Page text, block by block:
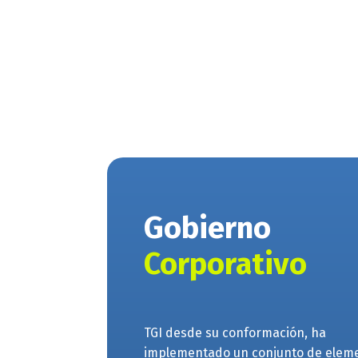
Gobierno
Corporativo
TGI desde su conformación, ha
implementado un conjunto de